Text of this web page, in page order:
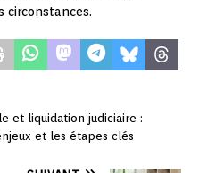
circonstances.
et liquidation judiciaire :
et les étapes clés